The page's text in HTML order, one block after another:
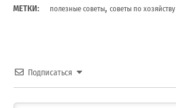
МЕТКИ: полезные советы,советы по хозяйству
Подписаться